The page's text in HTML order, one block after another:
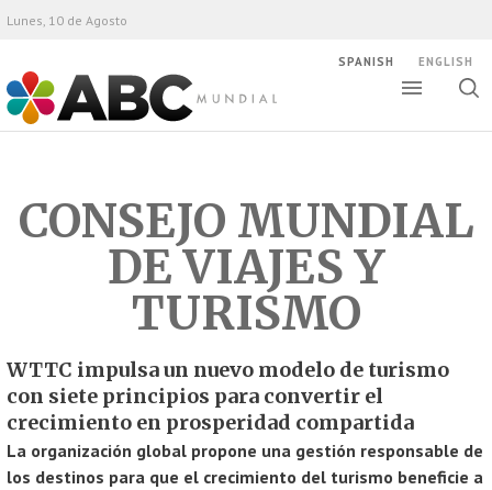
ABC Mundial
Lunes, 10 de Agosto
SPANISH ENGLISH
CONSEJO MUNDIAL
DE VIAJES Y
TURISMO
WTTC impulsa un nuevo modelo de turismo
con siete principios para convertir el
crecimiento en prosperidad compartida
La organización global propone una gestión responsable de
los destinos para que el crecimiento del turismo beneficie a